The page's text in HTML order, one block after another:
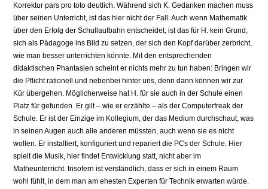
Korrektur pars pro toto deutlich. Während sich K. Gedanken machen muss
über seinen Unterricht, ist das hier nicht der Fall. Auch wenn Mathematik
über den Erfolg der Schullaufbahn entscheidet, ist das für H. kein Grund,
sich als Pädagoge ins Bild zu setzen, der sich den Kopf darüber zer­bricht,
wie man besser unterrichten könnte. Mit den entsprechenden
didaktischen Phantasien scheint er nichts mehr zu tun haben: Bringen wir
die Pflicht rationell und nebenbei hinter uns, denn dann können wir zur
Kür übergehen. Möglicherweise hat H. für sie auch in der Schule einen
Platz für gefunden. Er gilt – wie er erzählte – als der Computerfreak der
Schule. Er ist der Einzige im Kollegium, der das Medium durchschaut, was
in seinen Augen auch alle anderen müssten, auch wenn sie es nicht
wollen. Er installiert, konfiguriert und repariert die PCs der Schule. Hier
spielt die Musik, hier findet Entwicklung statt, nicht aber im
Matheunterricht. Insofern ist ver­ständlich, dass er sich in einem Raum
wohl fühlt, in dem man am ehesten Experten für Technik erwarten würde.